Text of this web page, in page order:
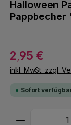
Halloween
Pappbecher
Regulärer Preis:
2,95 €
inkl. MwSt. zzgl.
Sofort
Produkt